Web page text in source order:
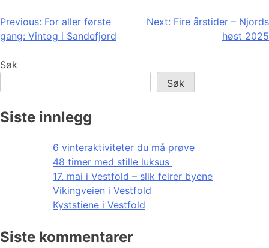
Innleggsnavigasjon
Previous: For aller første
gang: Vintog i Sandefjord
Next: Fire årstider – Njords
høst 2025
Søk
Søk
Siste innlegg
6 vinteraktiviteter du må prøve
48 timer med stille luksus
17. mai i Vestfold – slik feirer byene
Vikingveien i Vestfold
Kyststiene i Vestfold
Siste kommentarer